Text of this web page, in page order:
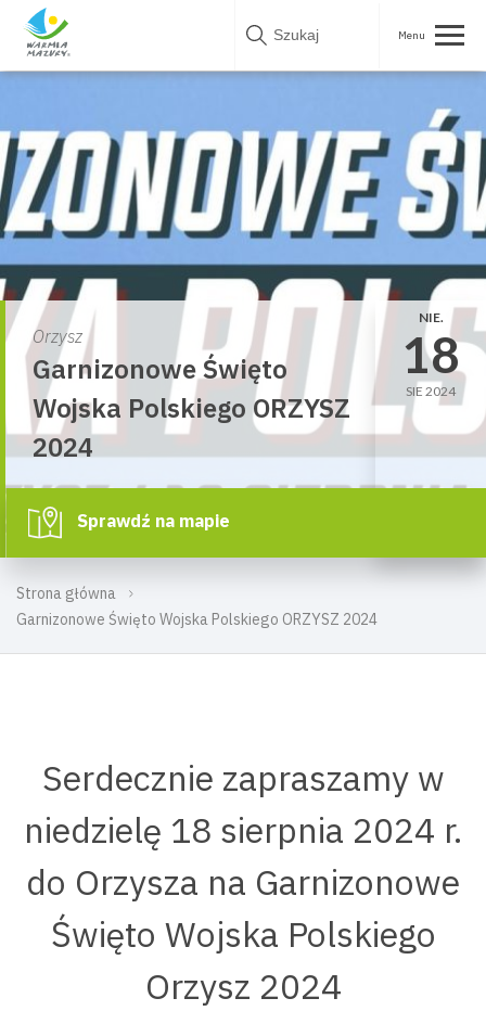
Skip
Strona główna
Garnizonowe Święto Wojska Polskiego ORZYSZ 2024
Orzysz
Garnizonowe Święto
Wojska Polskiego ORZYSZ
2024
NIE.
18
SIE 2024
Sprawdź na mapie
Serdecznie zapraszamy w
niedzielę 18 sierpnia 2024 r.
do Orzysza na Garnizonowe
Święto Wojska Polskiego
Orzysz 2024